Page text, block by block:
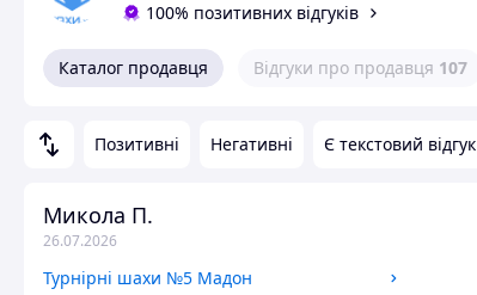
100% позитивних відгуків
Каталог продавця Відгуки про продавця 107
Позитивні Негативні Є текстовий відгук
Микола П.
26.07.2026
Турнірні шахи №5 Мадон